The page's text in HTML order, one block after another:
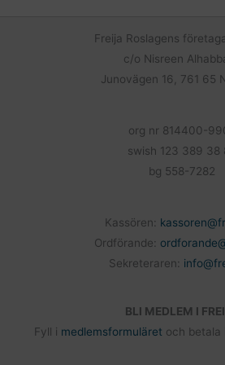
Freija Roslagens
c/o Nisreen
Junovägen 16, 761 65
org nr 814400-
swish 123 389 38
bg 558-7282
Kassören:
Ordförande:
Sekreteraren:
BLI MEDLEM I
Fyll i medlemsformuläret och betala